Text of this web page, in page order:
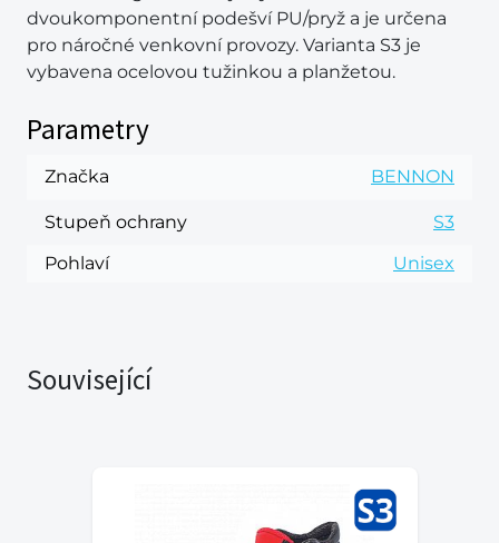
dvoukomponentní podešví PU/pryž a je určena
pro náročné venkovní provozy. Varianta S3 je
vybavena ocelovou tužinkou a planžetou.
Parametry
Značka BENNON
Stupeň ochrany
S3
Pohlaví
Unisex
Související